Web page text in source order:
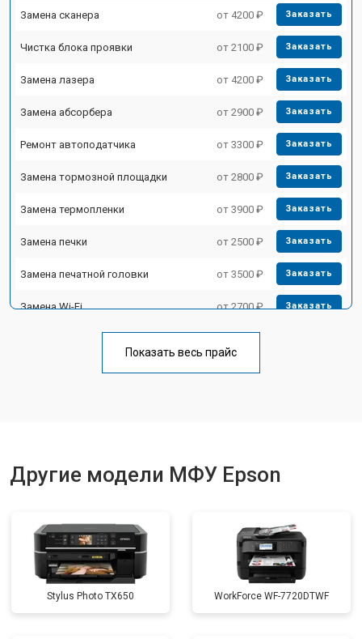
Замена сканера от 4200 ₽ Заказать
Чистка блока проявки от 2100 ₽ Заказать
Замена лазера от 4200 ₽ Заказать
Замена абсорбера от 2900 ₽ Заказать
Ремонт автоподатчика от 3300 ₽ Заказать
Замена тормозной площадки от 2800 ₽ Заказать
Замена термопленки от 3900 ₽ Заказать
Замена печки от 2500 ₽ Заказать
Замена печатной головки от 3500 ₽ Заказать
Замена Wi-Fi от 2700 ₽ Заказать
от 3500 ₽
Показать весь прайс
Другие модели МФУ Epson
Stylus Photo TX650 WorkForce WF-7720DTWF